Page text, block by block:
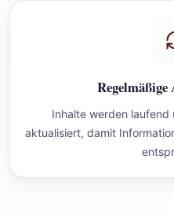
Inhalte werden
aktualisiert, damit